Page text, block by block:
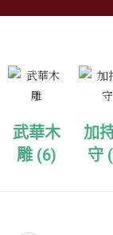
武華木
雕 (6)
加
守